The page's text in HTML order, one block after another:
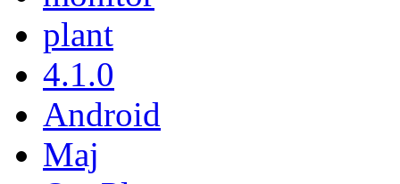
plant
4.1.0
Android
Maj